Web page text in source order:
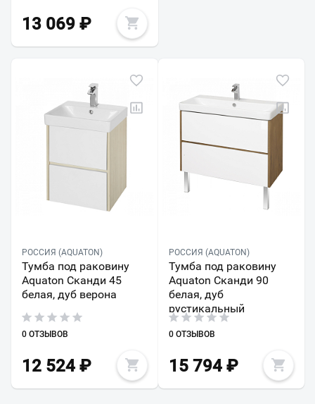
13 069 ₽
РОССИЯ (AQUATON)
Тумба под раковину
Aquaton Сканди 45
белая, дуб верона
0 ОТЗЫВОВ
12 524 ₽
РОССИЯ (AQUATON)
Тумба под раковину
Aquaton Сканди 90
белая, дуб
рустикальный
0 ОТЗЫВОВ
15 794₽